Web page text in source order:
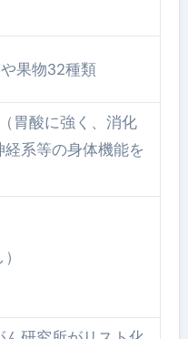
果物32種類
胃酸に強く、消化
系等の身体機能を